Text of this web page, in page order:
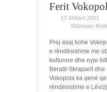
Ferit
15 Shkurt 2011
Shkruan:
Prej asaj kohe
e rëndësishme me
kulturore dhe nyje
Beratit-Skraparit
Vokopola ka qenë
rëndësishme e